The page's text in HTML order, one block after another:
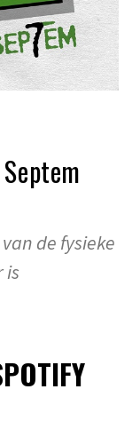
de fysieke
is